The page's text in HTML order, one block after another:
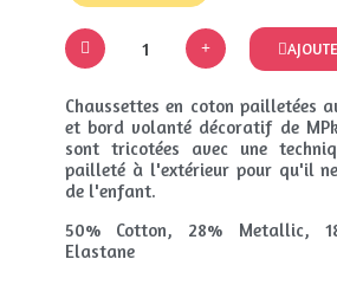
Chaussettes en coton pailletées
et bord volanté décoratif de
sont tricotées avec une
pailleté à l'extérieur pour qu'il
de l'enfant.
50% Cotton, 28% Metallic,
Elastane